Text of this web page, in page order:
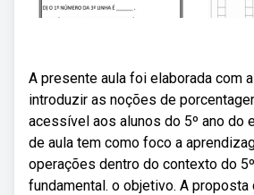
A presente aula foi elaborada com
introduzir as noções de
acessível aos alunos do 5º ano do
de aula tem como foco a
operações dentro do contexto do
fundamental. o objetivo. A